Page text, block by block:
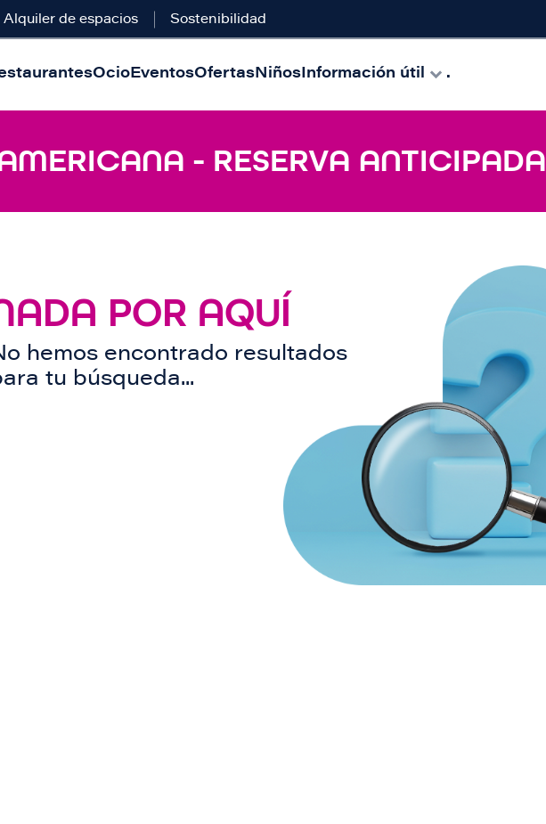
Alquiler de espacios Sostenibilidad
OcioEventosOfertasNiñosInformación útil .
- RESERVA ANTICIPADA
POR AQUÍ
hemos encontrado resultados
tu búsqueda...